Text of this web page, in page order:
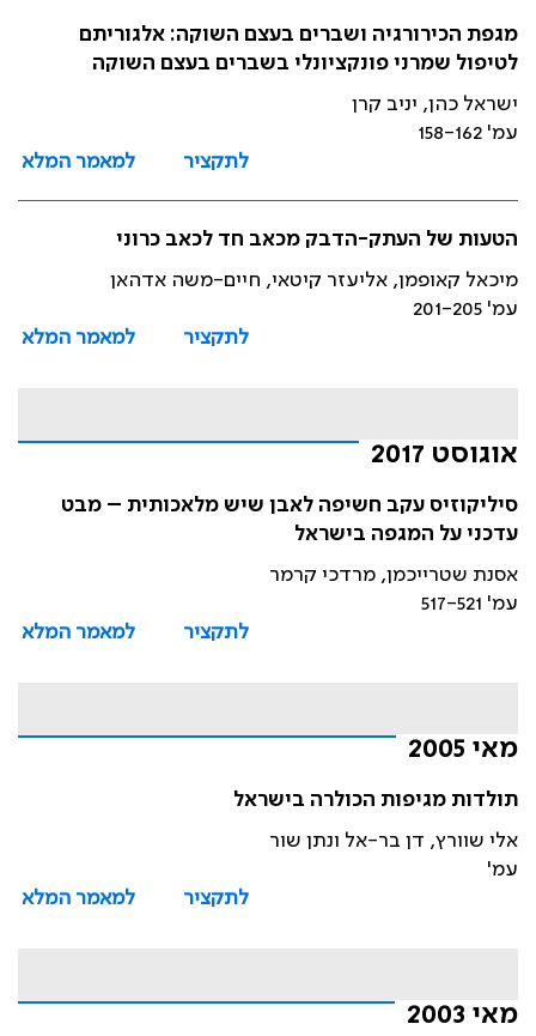
מגפת הכירורגיה ושברים בעצם השוקה: אלגוריתם
לטיפול שמרני פונקציונלי בשברים בעצם השוקה
ישראל כהן, יניב קרן
עמ' 158-162
לתקציר
למאמר המלא
הטעות של העתק-הדבק מכאב חד לכאב כרוני
מיכאל קאופמן, אליעזר קיטאי, חיים-משה אדהאן
עמ' 201-205
לתקציר
למאמר המלא
אוגוסט 2017
סיליקוזיס עקב חשיפה לאבן שיש מלאכותית – מבט
עדכני על המגפה בישראל
אסנת שטרייכמן, מרדכי קרמר
עמ' 517-521
לתקציר
למאמר המלא
מאי 2005
תולדות מגיפות הכולרה בישראל
אלי שוורץ, דן בר-אל ונתן שור
עמ'
לתקציר
למאמר המלא
מאי 2003